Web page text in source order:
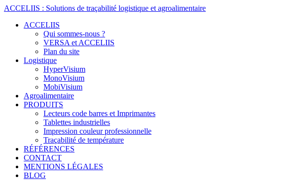
Skip
content
ACCELIIS : Solutions de traçabilité logistique et agroalimentaire
ACCELIIS
Qui sommes-nous ?
VERSA et ACCELIIS
Plan du site
Logistique
HyperVisium
MonoVisium
MobiVisium
Agroalimentaire
PRODUITS
Lecteurs code barres et Imprimantes
Tablettes industrielles
Impression couleur professionnelle
Traçabilité de température
RÉFÉRENCES
CONTACT
MENTIONS LÉGALES
BLOG